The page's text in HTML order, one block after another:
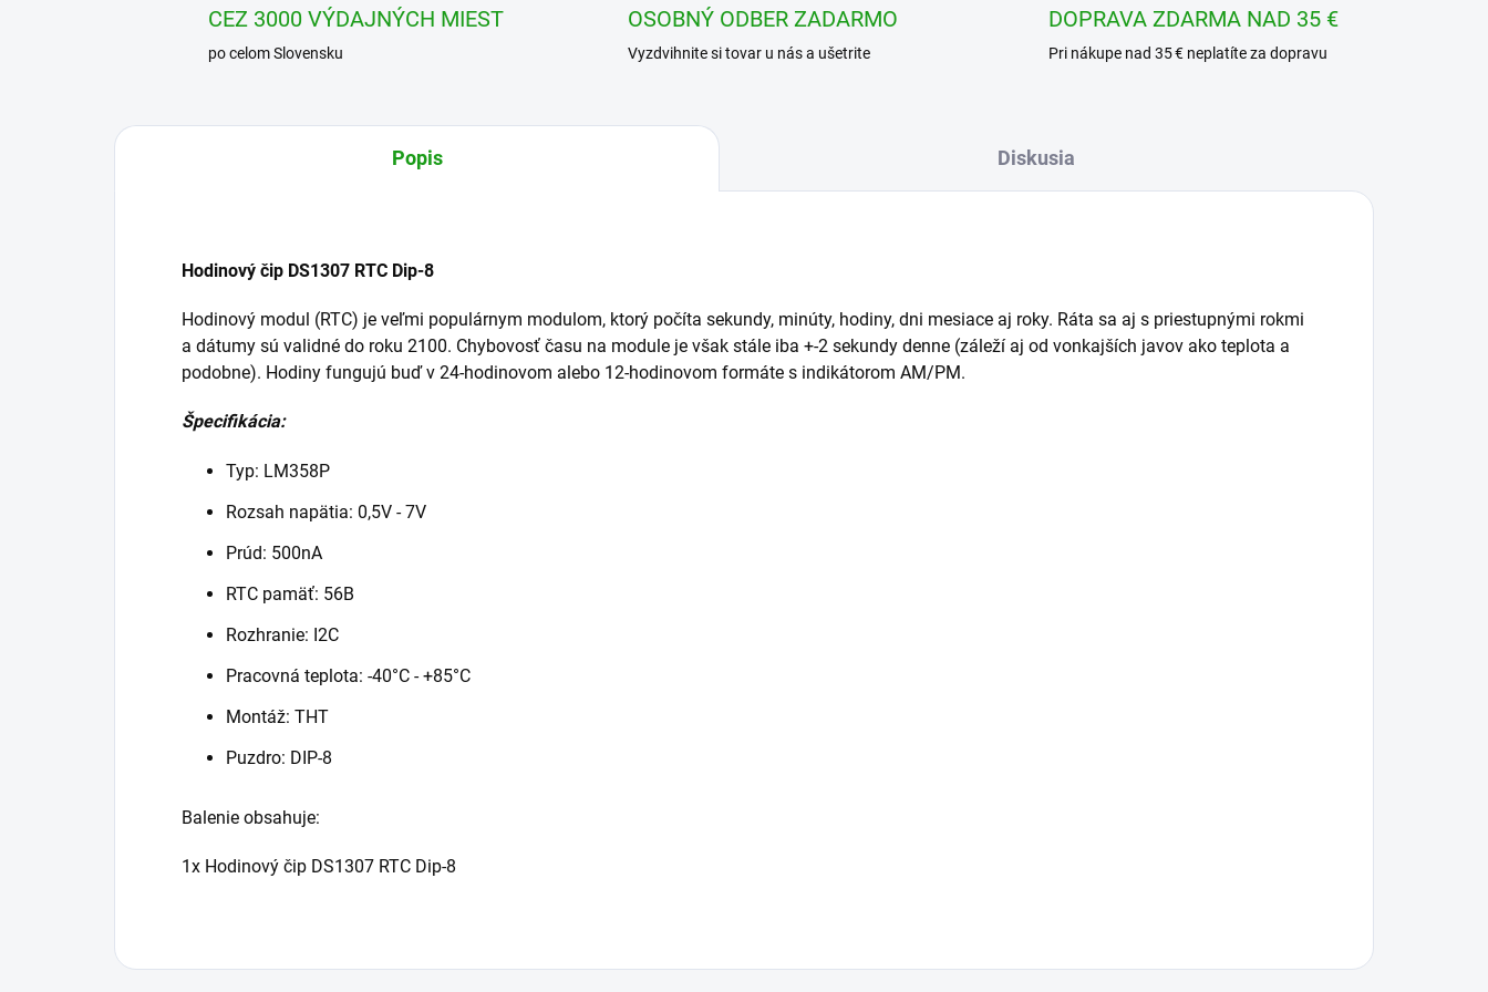
CEZ 3000 VÝDAJNÝCH MIEST
po celom Slovensku
OSOBNÝ ODBER ZADARMO
Vyzdvihnite si tovar u nás a ušetrite
DOPRAVA ZDARMA NAD 35 €
Pri nákupe nad 35 € neplatíte za dopravu
Popis Diskusia
Hodinový čip DS1307 RTC Dip-8
Hodinový modul (RTC) je veľmi populárnym modulom, ktorý počíta sekundy, minúty, hodiny, dni mesiace aj roky. Ráta sa aj s priestupnými rokmi
a dátumy sú validné do roku 2100. Chybovosť času na module je však stále iba +-2 sekundy denne (záleží aj od vonkajších javov ako teplota a
podobne). Hodiny fungujú buď v 24-hodinovom alebo 12-hodinovom formáte s indikátorom AM/PM.
Špecifikácia:
Typ: LM358P
Rozsah napätia: 0,5V - 7V
Prúd: 500nA
RTC pamäť: 56B
Rozhranie: I2C
Pracovná teplota: -40°C - +85°C
Montáž: THT
Puzdro: DIP-8
Balenie obsahuje:
1x Hodinový čip DS1307 RTC Dip-8